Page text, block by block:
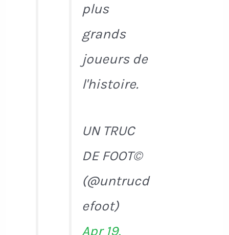
plus
grands
joueurs de
l'histoire.
UN TRUC
DE FOOT©
(@untrucd
efoot)
Apr 19,